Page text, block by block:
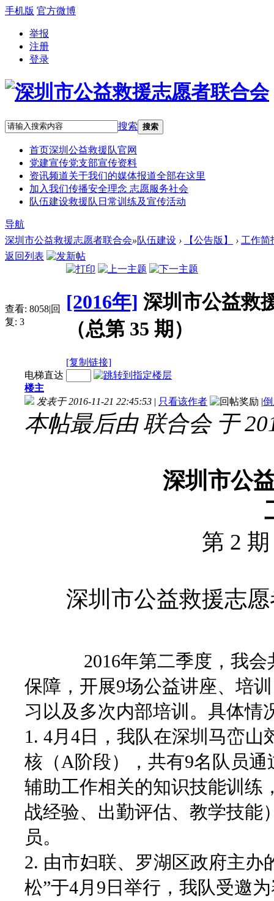
手机版 官方微博
举报
注册
登录
搜索 搜索
首页深圳公益救援队官网
党建宣传党支部宣传资料
资讯频道关于我们的媒体报道全部在这里
加入我们传播安全理念 志愿服务社会
队伍建设救援队日常训练及宣传活动
导航
深圳市公益救援志愿者联合会»队伍建设 › 【公告版】 › 工作简
返回列表
查看: 8058|回
复: 3
[2016年] 深圳市公益救
（总第 35 期）
[复制链接]
电梯直达
楼主
发表于 2016-11-21 22:45:53 | 只看该作者 |
本帖最后由 联合会 于
深圳市公
第 2
深圳市公益救援志
2016年第二季度，我
保障，开展9场公益讲座、培
习以及多次内部培训。具体情
1. 4月4日，我队在深圳马峦
核（A阶段），共有9名队员
辅助工作相关的知识技能训练
战经验、出勤评估、教学技能
员。
2. 由市妇联、罗湖区政府主办
松”于4月9日举行，我队受邀